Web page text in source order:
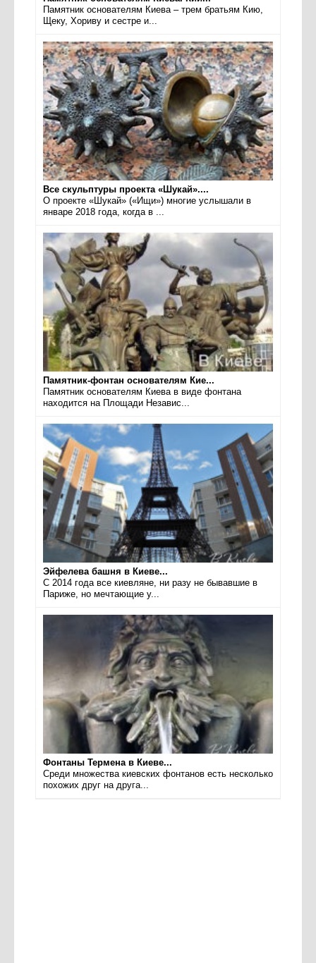
Памятник основателям Киева – трем братьям Кию,
Щеку, Хориву и сестре и...
Все скульптуры проекта «Шукай»....
О проекте «Шукай» («Ищи») многие услышали в
январе 2018 года, когда в ...
Памятник-фонтан основателям Кие...
Памятник основателям Киева в виде фонтана
находится на Площади Независ...
Эйфелева башня в Киеве...
С 2014 года все киевляне, ни разу не бывавшие в
Париже, но мечтающие у...
Фонтаны Термена в Киеве...
Среди множества киевских фонтанов есть несколько
похожих друг на друга...